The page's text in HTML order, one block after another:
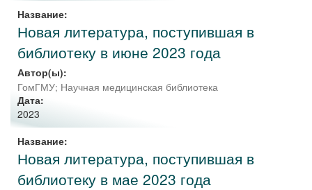
Название:
Новая литература, поступившая в
библиотеку в июне 2023 года
Автор(ы):
ГомГМУ; Научная медицинская библиотека
Дата:
2023
Название:
Новая литература, поступившая в
библиотеку в мае 2023 года